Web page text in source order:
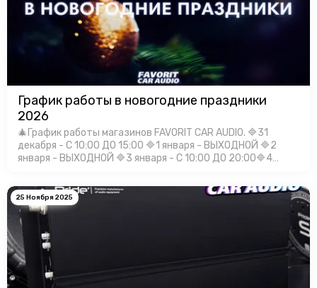
График работы в новогодние праздники
2026
🎄График работы магазинов FAVORIT CAR AUDIO. 🔷31
декабря - С 10:00 ДО 15:00 🔷1 января - ВЫХОДНОЙ 🔷2
января - ВЫХОДНОЙ 🔷3 января - С 10:00 ДО 20:00🔷4
января - С 10:00 Д…
25 Ноября 2025